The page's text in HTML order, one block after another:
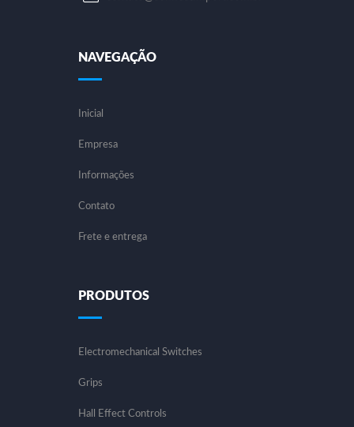
NAVEGAÇÃO
Inicial
Empresa
Informações
Contato
Frete e entrega
PRODUTOS
Electromechanical Switches
Grips
Hall Effect Controls